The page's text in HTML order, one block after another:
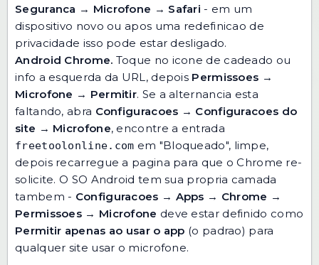
Seguranca → Microfone → Safari - em um
dispositivo novo ou apos uma redefinicao de
privacidade isso pode estar desligado.
Android Chrome. Toque no icone de cadeado ou
info a esquerda da URL, depois Permissoes →
Microfone → Permitir. Se a alternancia esta
faltando, abra Configuracoes → Configuracoes do
site → Microfone, encontre a entrada
freetoolonline.com em "Bloqueado", limpe,
depois recarregue a pagina para que o Chrome re-
solicite. O SO Android tem sua propria camada
tambem - Configuracoes → Apps → Chrome →
Permissoes → Microfone deve estar definido como
Permitir apenas ao usar o app (o padrao) para
qualquer site usar o microfone.